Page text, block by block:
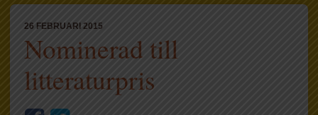
26 FEBRUARI 2015
Nominerad till
litteraturpris